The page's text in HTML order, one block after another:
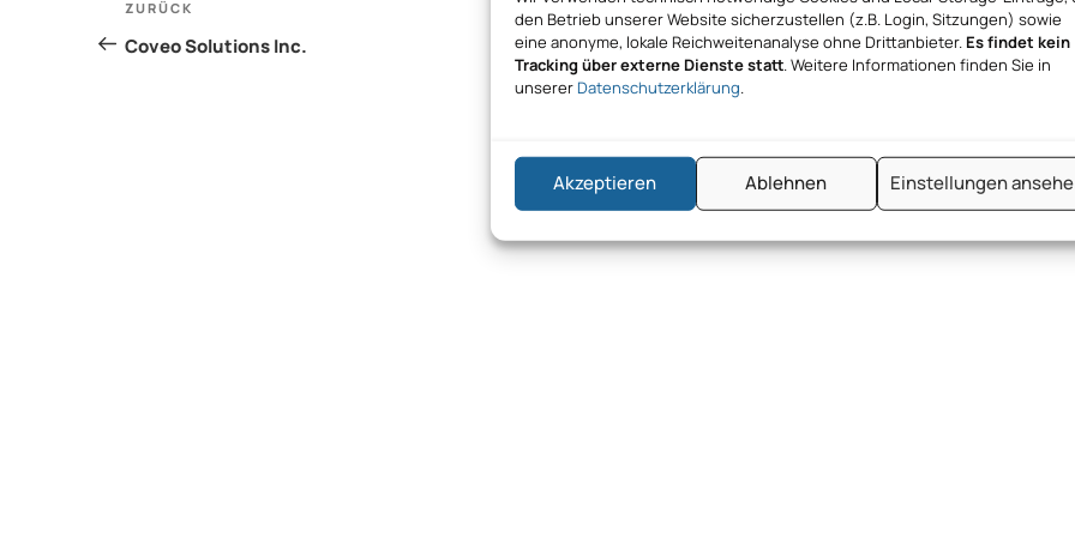
den Betrieb unserer Website sicherzustellen (z.B. Login, Sitzungen) sowie
eine anonyme, lokale Reichweitenanalyse ohne Drittanbieter. Es findet kein
Tracking über externe Dienste statt. Weitere Informationen finden Sie in
unserer Datenschutzerklärung.
Akzeptieren Ablehnen Einstellungen
Vorheriger
Beitrag
ZURÜCK
Coveo Solutions Inc.